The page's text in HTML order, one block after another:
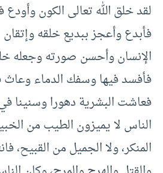
لقد خلق الله تعالى الكون
فأبدع وأعجز ببديع خلقه
الإنسان وأحسن صورته وجعله
فأفسد فيها وسفك الدماء وعاث
فعاشت البشرية دهورا وسنينا
الناس لا يميزون الطيب من
المنكر، ولا الجميل من القبيح،